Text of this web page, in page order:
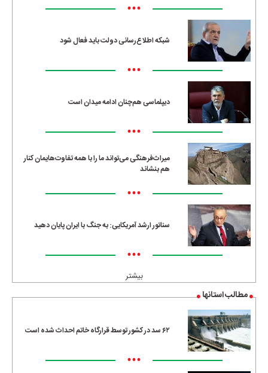
•••
شبکه اطلاع‌رسانی دولت باید فعال شود
•••
دیپلماسی هم‌چنان ادامه میدان است
•••
میراث‌فرهنگی می‌تواند ما را با همه تفاوت‌هایمان کنار
هم بنشاند
•••
سناتور ارشد آمریکایی: به جنگ با ایران پایان دهید
•••
بیشتر
مطالب استانها
۶۲ سد در کشور توسط قرارگاه خاتم احداث شده است
•••